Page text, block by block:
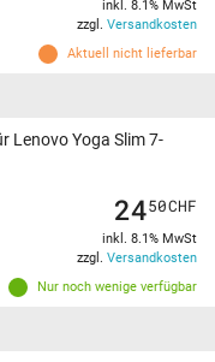
Aktuell nicht lieferbar
inkl. 8.1% MwSt
zzgl. Versandkosten
Lenovo Yoga Slim 7-
Nur noch wenige verfügbar
2450CHF
inkl. 8.1% MwSt
zzgl. Versandkosten